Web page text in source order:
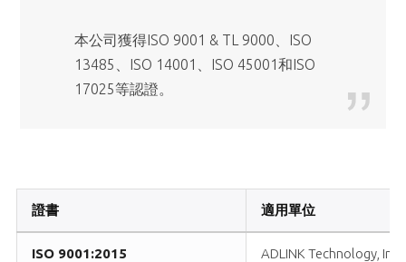
本公司獲得ISO 9001 & TL 9000、ISO
13485、ISO 14001、ISO 45001和ISO
17025等認證。
證書 適用單位
ISO 9001:2015 ADLINK Technology,